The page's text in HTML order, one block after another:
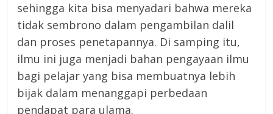
sehingga kita bisa menyadari bahwa mereka
tidak sembrono dalam pengambilan dalil
dan proses penetapannya. Di samping itu,
ilmu ini juga menjadi bahan pengayaan ilmu
bagi pelajar yang bisa membuatnya lebih
bijak dalam menanggapi perbedaan
pendapat para ulama.